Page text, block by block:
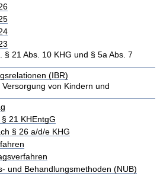
§ 21 Abs. 10 KHG und § 5a Abs. 7
(IBR)
von Kindern und
21 KHEntgG
§ 26 a/d/e KHG
und Behandlungsmethoden (NUB)